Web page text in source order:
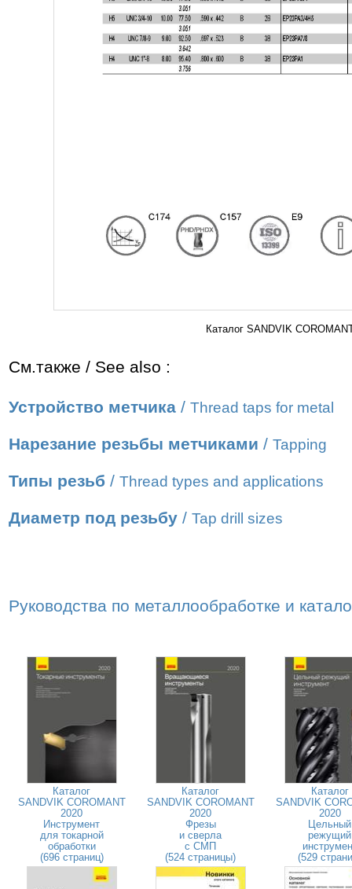
Каталог SANDVIK
См.также / See also :
Устройство метчика / Thread taps for metal
Нарезание резьбы метчиками / Tapping
Типы резьб / Thread types and applications
Диаметр под резьбу / Tap drill sizes
Руководства по металлообработке и
Каталог
SANDVIK COROMANT
2020
Инструмент
для токарной
обработки
(696 страниц)
Каталог
SANDVIK COROMANT
2020
Фрезы
и сверла
с СМП
(524 страницы)
Каталог
SANDVIK
2020
Цельный
режущий
(529